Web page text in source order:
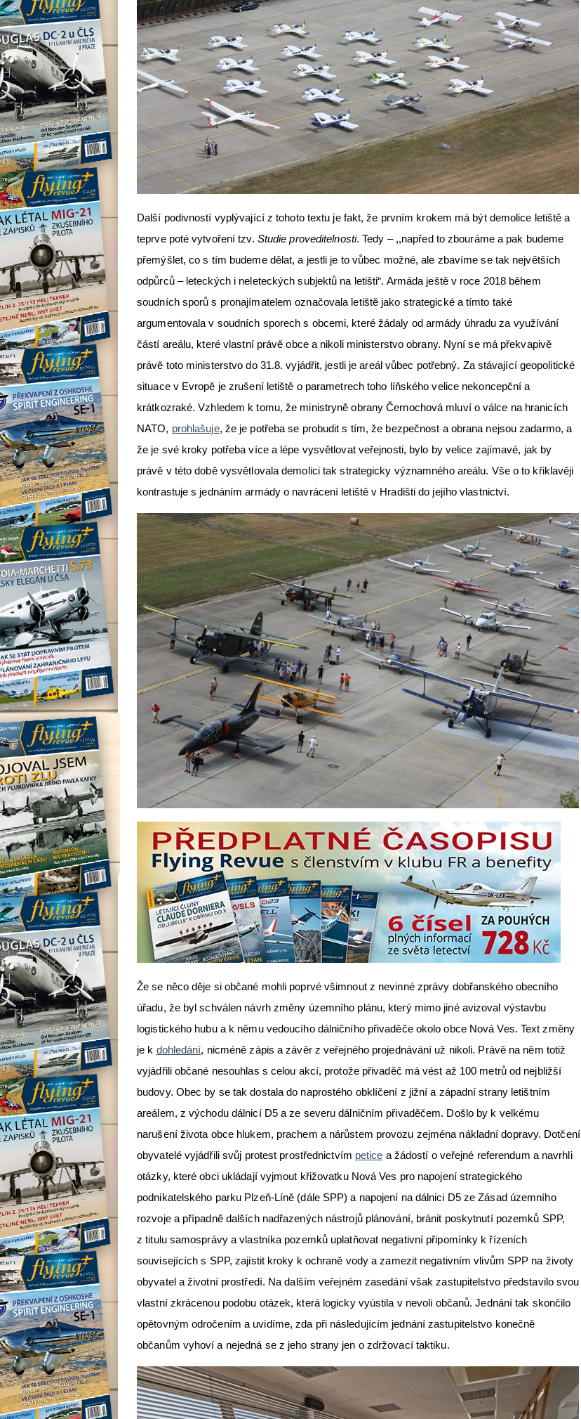
Další podivností vyplývající z tohoto textu je fakt, že prvním krokem má být demolice letiště a
teprve poté vytvoření tzv. Studie proveditelnosti. Tedy – ,,napřed to zbouráme a pak budeme
přemýšlet, co s tím budeme dělat, a jestli je to vůbec možné, ale zbavíme se tak největších
odpůrců – leteckých i neleteckých subjektů na letišti“. Armáda ještě v roce 2018 během
soudních sporů s pronajímatelem označovala letiště jako strategické a tímto také
argumentovala v soudních sporech s obcemi, které žádaly od armády úhradu za využívání
částí areálu, které vlastní právě obce a nikoli ministerstvo obrany. Nyní se má překvapivě
právě toto ministerstvo do 31.8. vyjádřit, jestli je areál vůbec potřebný. Za stávající geopolitické
situace v Evropě je zrušení letiště o parametrech toho líňského velice nekoncepční a
krátkozraké. Vzhledem k tomu, že ministryně obrany Černochová mluví o válce na hranicích
NATO, prohlašuje, že je potřeba se probudit s tím, že bezpečnost a obrana nejsou zadarmo, a
že je své kroky potřeba více a lépe vysvětlovat veřejnosti, bylo by velice zajímavé, jak by
právě v této době vysvětlovala demolici tak strategicky významného areálu. Vše o to křiklavěji
kontrastuje s jednáním armády o navrácení letiště v Hradišti do jejího vlastnictví.
Že se něco děje si občané mohli poprvé všimnout z nevinné zprávy dobřanského obecního
úřadu, že byl schválen návrh změny územního plánu, který mimo jiné avizoval výstavbu
logistického hubu a k němu vedoucího dálničního přivaděče okolo obce Nová Ves. Text změny
je k dohledání, nicméně zápis a závěr z veřejného projednávání už nikoli. Právě na něm totiž
vyjádřili občané nesouhlas s celou akcí, protože přivaděč má vést až 100 metrů od nejbližší
budovy. Obec by se tak dostala do naprostého obklíčení z jižní a západní strany letištním
areálem, z východu dálnicí D5 a ze severu dálničním přivaděčem. Došlo by k velkému
narušení života obce hlukem, prachem a nárůstem provozu zejména nákladní dopravy. Dotčení
obyvatelé vyjádřili svůj protest prostřednictvím petice a žádostí o veřejné referendum a navrhli
otázky, které obci ukládají vyjmout křižovatku Nová Ves pro napojení strategického
podnikatelského parku Plzeň-Líně (dále SPP) a napojení na dálnici D5 ze Zásad územního
rozvoje a případně dalších nadřazených nástrojů plánování, bránit poskytnutí pozemků SPP,
z titulu samosprávy a vlastníka pozemků uplatňovat negativní připomínky k řízeních
souvisejících s SPP, zajistit kroky k ochraně vody a zamezit negativním vlivům SPP na životy
obyvatel a životní prostředí. Na dalším veřejném zasedání však zastupitelstvo představilo svou
vlastní zkrácenou podobu otázek, která logicky vyústila v nevoli občanů. Jednání tak skončilo
opětovným odročením a uvidíme, zda při následujícím jednání zastupitelstvo konečně
občanům vyhoví a nejedná se z jeho strany jen o zdržovací taktiku.